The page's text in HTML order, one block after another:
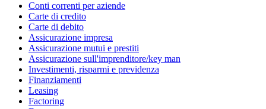
Conti correnti per aziende
Carte di credito
Carte di debito
Assicurazione impresa
Assicurazione mutui e prestiti
Assicurazione sull'imprenditore/key man
Investimenti, risparmi e previdenza
Finanziamenti
Leasing
Factoring